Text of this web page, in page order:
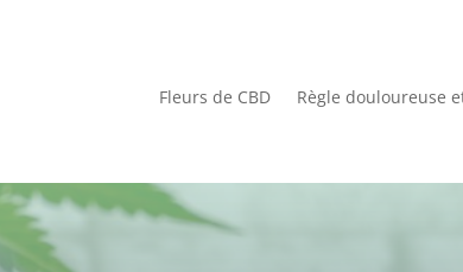
Fleurs de CBD Règle douloureuse